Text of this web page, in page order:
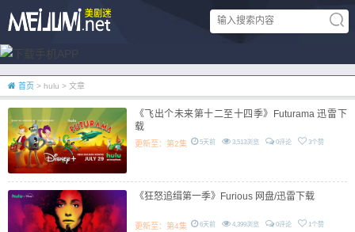
首页 > hulu > 文章
《飞出个未来第十二至十四季》Futurama 迅雷下
载
5天前 3,513浏览 0评论 3个赞
更新至：第2集
《狂怒追缉第一季》Furious 网盘/迅雷下载
6天前 4,399浏览 0评论 1个赞
更新至：第4集